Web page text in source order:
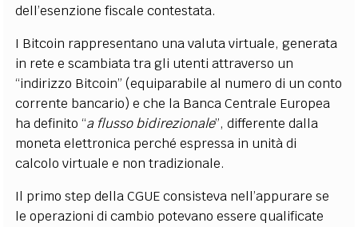
dell’esenzione fiscale contestata.
I Bitcoin rappresentano una valuta virtuale, generata
in rete e scambiata tra gli utenti attraverso un
“indirizzo Bitcoin” (equiparabile al numero di un conto
corrente bancario) e che la Banca Centrale Europea
ha definito “a flusso bidirezionale”, differente dalla
moneta elettronica perché espressa in unità di
calcolo virtuale e non tradizionale.
Il primo step della CGUE consisteva nell’appurare se
le operazioni di cambio potevano essere qualificate